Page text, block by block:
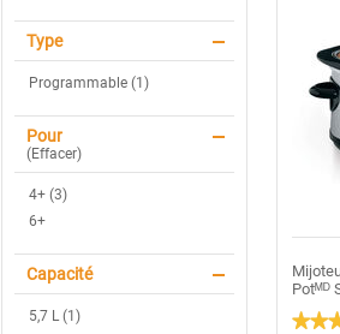
Type
Programmable (1)
Pour
(Effacer)
4+ (3)
6+
Capacité
5,7 L (1)
Potᴹᴰ